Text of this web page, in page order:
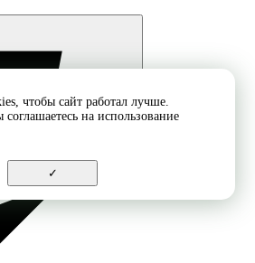
чтобы сайт работал лучше.
на использование
✓